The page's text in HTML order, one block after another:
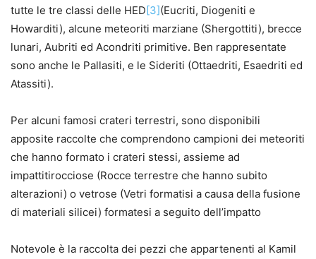
tutte le tre classi delle HED[3](Eucriti, Diogeniti e
Howarditi), alcune meteoriti marziane (Shergottiti), brecce
lunari, Aubriti ed Acondriti primitive. Ben rappresentate
sono anche le Pallasiti, e le Sideriti (Ottaedriti, Esaedriti ed
Atassiti).
Per alcuni famosi crateri terrestri, sono disponibili
apposite raccolte che comprendono campioni dei meteoriti
che hanno formato i crateri stessi, assieme ad
impattitirocciose (Rocce terrestre che hanno subito
alterazioni) o vetrose (Vetri formatisi a causa della fusione
di materiali silicei) formatesi a seguito dell’impatto
Notevole è la raccolta dei pezzi che appartenenti al Kamil